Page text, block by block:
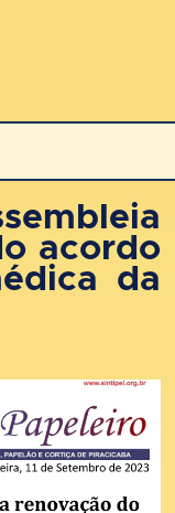
acordo
da